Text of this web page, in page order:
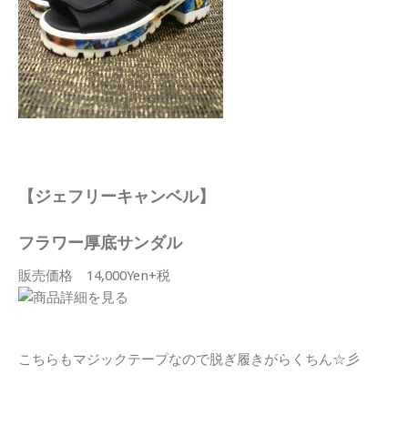
【ジェフリーキャンベル】
フラワー厚底サンダル
販売価格 14,000Yen+税
こちらもマジックテープなので脱ぎ履きがらくちん☆彡